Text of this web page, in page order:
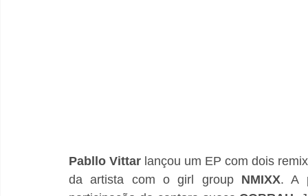
Pabllo Vittar lançou um EP com dois
da artista com o girl group NMIXX. A